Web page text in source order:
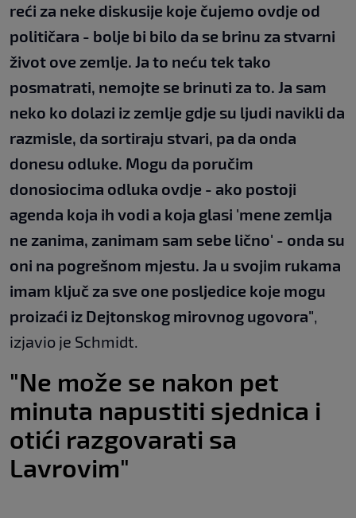
reći za neke diskusije koje čujemo ovdje od
političara - bolje bi bilo da se brinu za stvarni
život ove zemlje. Ja to neću tek tako
posmatrati, nemojte se brinuti za to. Ja sam
neko ko dolazi iz zemlje gdje su ljudi navikli da
razmisle, da sortiraju stvari, pa da onda
donesu odluke. Mogu da poručim
donosiocima odluka ovdje - ako postoji
agenda koja ih vodi a koja glasi 'mene zemlja
ne zanima, zanimam sam sebe lično' - onda su
oni na pogrešnom mjestu. Ja u svojim rukama
imam ključ za sve one posljedice koje mogu
proizaći iz Dejtonskog mirovnog ugovora",
izjavio je Schmidt.
"Ne može se nakon pet
minuta napustiti sjednica i
otići razgovarati sa
Lavrovim"